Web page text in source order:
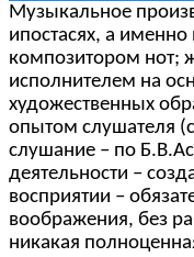
Музыкальное
ипостасях, а
композитором нот;
исполнителем на
художественных
опытом слушателя
слушание – по
деятельности –
восприятии –
воображения, без
никакая